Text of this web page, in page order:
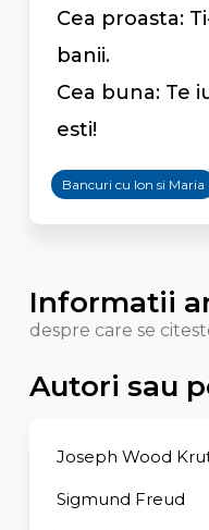
Cea proasta:
banii.
Cea buna: Te
esti!
Bancuri cu Ion si Maria
Informatii
despre care se
Autori sau
Joseph Wood
Sigmund Freud